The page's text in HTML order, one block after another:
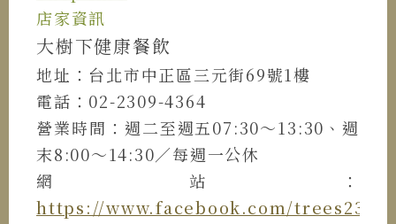
店家資訊
大樹下健康餐飲
地址：台北市中正區三元街69號1樓
電話：02-2309-4364
營業時間：週二至週五07:30～13:30、週
末8:00～14:30／每週一公休
網站：
https://www.facebook.com/